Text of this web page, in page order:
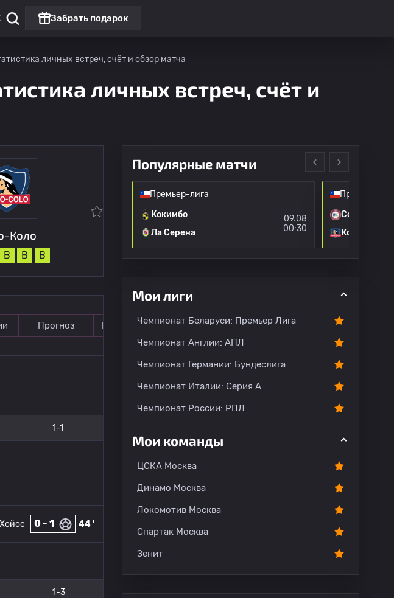
Забрать подарок
личных встреч, счёт и обзор матча
личных встреч, счёт и
Коло
В В В
Прогноз Комментарии
1-1
44 '
0 - 1
1-3
Популярные матчи
10.08
Премьер-лига
Кокимбо
Ла Серена
09.08
00:30
Премьер-
Союз Ла
Коло-Коло
Мои лиги
Чемпионат Беларуси: Премьер Лига
Чемпионат Англии: АПЛ
Чемпионат Германии: Бундеслига
Чемпионат Италии: Серия А
Чемпионат России: РПЛ
Мои команды
ЦСКА Москва
Динамо Москва
Локомотив Москва
Спартак Москва
Зенит